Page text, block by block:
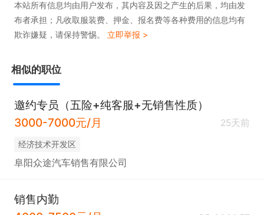
本站所有信息均由用户发布，其内容及因之产生的后果，均由发
布者承担；凡收取服装费、押金、报名费等各种费用的信息均有
欺诈嫌疑，请保持警惕。 立即举报 >
相似的职位
邀约专员（五险+纯客服+无销售性质）
3000-7000元/月
25天前
经济技术开发区
阜阳众途汽车销售有限公司
销售内勤